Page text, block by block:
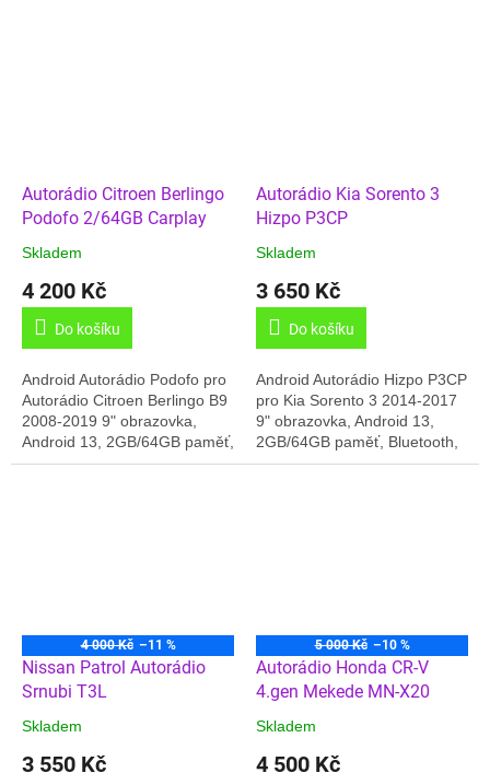
Autorádio Citroen Berlingo
Podofo 2/64GB Carplay
Skladem
4 200 Kč
Do košíku
Android Autorádio Podofo pro
Autorádio Citroen Berlingo B9
2008-2019 9" obrazovka,
Android 13, 2GB/64GB paměť,
GPS, Český jazyk, USB,
Autorádio Kia Sorento 3
Hizpo P3CP
Skladem
3 650 Kč
Do košíku
Android Autorádio Hizpo P3CP
pro Kia Sorento 3 2014-2017
9" obrazovka, Android 13,
2GB/64GB paměť, Bluetooth,
Navigace, bezdrátový
4 000 Kč –11 %
Nissan Patrol Autorádio
Srnubi T3L
Skladem
3 550 Kč
5 000 Kč –10 %
Autorádio Honda CR-V
4.gen Mekede MN-X20
Skladem
4 500 Kč